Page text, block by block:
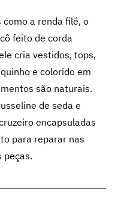
a renda filé, o
feito de corda
cria vestidos, tops,
e colorido em
são naturais.
de seda e
encapsuladas
para reparar nas
peças.